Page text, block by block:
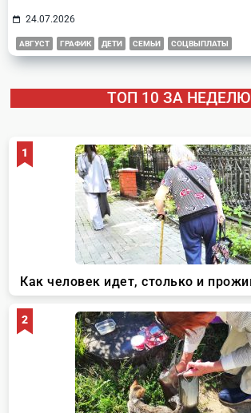
24.07.2026
АВГУСТ ГРАФИК ДЕТИ СЕМЬИ СОЦВЫПЛАТЫ
ТОП 10 ЗА НЕДЕЛЮ